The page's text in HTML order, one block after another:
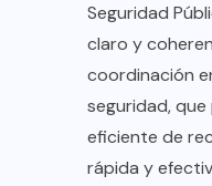
Seguridad
claro y
coordinación
seguridad,
eficiente de
rápida y